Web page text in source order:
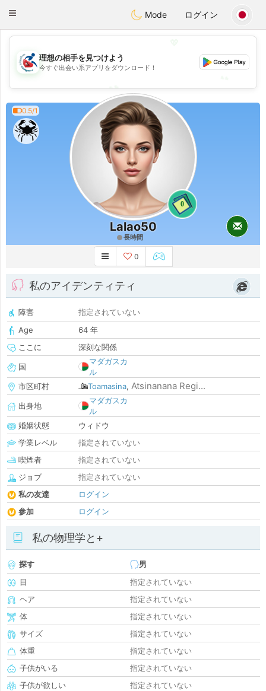
Handi Space
Toggle
Mode ログイン
💖
💕
理想の相手を見つけよう
今すぐ出会い系アプリをダウンロード！
0.5/1
0
Lalao50
長時間
0
私のアイデンティティ
障害
指定されていない
Age
64 年
ここに
深刻な関係
国
マダガスカ
ル
市区町村
Toamasina, Atsinanana Regi...
出身地
マダガスカ
ル
婚姻状態
ウィドウ
学業レベル
指定されていない
喫煙者
指定されていない
ジョブ
指定されていない
私の友達
ログイン
参加
ログイン
私の物理学と+
探す
男
目
指定されていない
ヘア
指定されていない
体
指定されていない
サイズ
指定されていない
体重
指定されていない
子供がいる
指定されていない
子供が欲しい
指定されていない